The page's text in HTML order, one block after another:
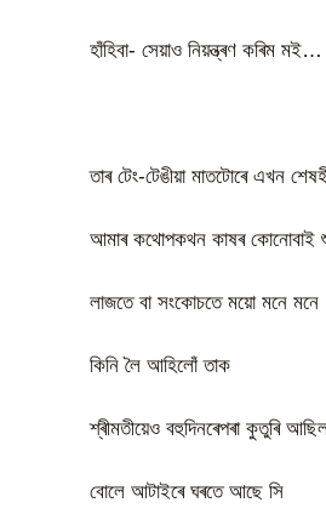
হাঁহিবা- সেয়াও নিয়ন্ত্ৰণ কৰিম মই…
তাৰ টেং-টেঙীয়া মাতটোৰে এখন
আমাৰ কথোপকথন কাষৰ কোনোবাই
লাজতে বা সংকোচতে ময়ো মনে মনে
কিনি লৈ আহিলোঁ তাক
শ্ৰীমতীয়েও বহুদিনৰেপৰা কুতুৰি
বোলে আটাইৰে ঘৰতে আছে সি